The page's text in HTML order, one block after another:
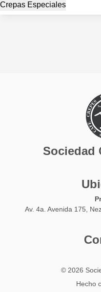
Crepas Especiales
Sociedad
Av. 4a. Avenida 175,
© 2026
Hecho